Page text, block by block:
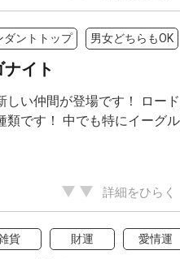
ダントトップ 男女どちらもOK
イト
しい仲間が登場です！ ロー
類です！ 中でも特にイーグ
詳細をひらく
貨 財運 愛情運